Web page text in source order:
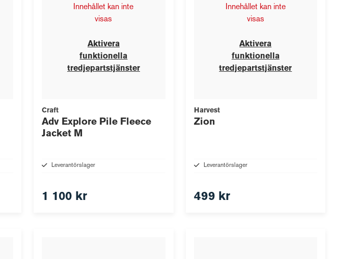
Innehållet kan inte
visas
Aktivera
funktionella
tredjepartstjänster
Craft
Adv Explore Pile Fleece
Jacket M
Leverantörslager
1 100 kr
Innehållet kan inte
visas
Aktivera
funktionella
tredjepartstjänster
Harvest
Zion
Leverantörslager
499 kr